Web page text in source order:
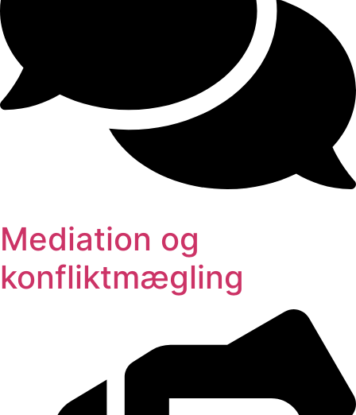
Mediation og
konfliktmægling